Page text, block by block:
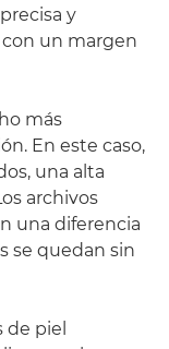
y
un margen
más
En este caso,
una alta
archivos
una diferencia
se quedan sin
de piel